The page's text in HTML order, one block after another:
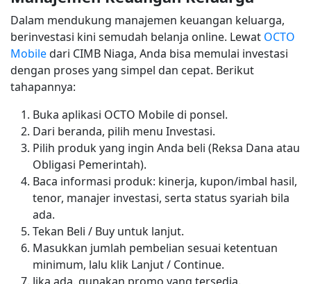
Dalam mendukung manajemen keuangan keluarga,
berinvestasi kini semudah belanja online. Lewat OCTO
Mobiledari CIMB Niaga, Anda bisa memulai investasi
dengan proses yang simpel dan cepat. Berikut
tahapannya:
Buka aplikasi OCTO Mobile di ponsel.
Dari beranda, pilih menu Investasi.
Pilih produk yang ingin Anda beli (Reksa Dana atau
Obligasi Pemerintah).
Baca informasi produk: kinerja, kupon/imbal hasil,
tenor, manajer investasi, serta status syariah bila
ada.
Tekan Beli / Buy untuk lanjut.
Masukkan jumlah pembelian sesuai ketentuan
minimum, lalu klik Lanjut / Continue.